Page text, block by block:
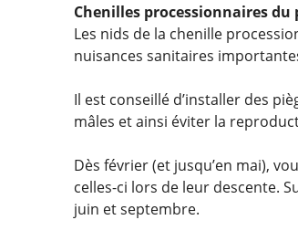
Chenilles processionnaires du
Les nids de la chenille
nuisances sanitaires
Il est conseillé d’installer des
mâles et ainsi éviter la
Dès février (et jusqu’en mai),
celles-ci lors de leur descente.
juin et septembre.